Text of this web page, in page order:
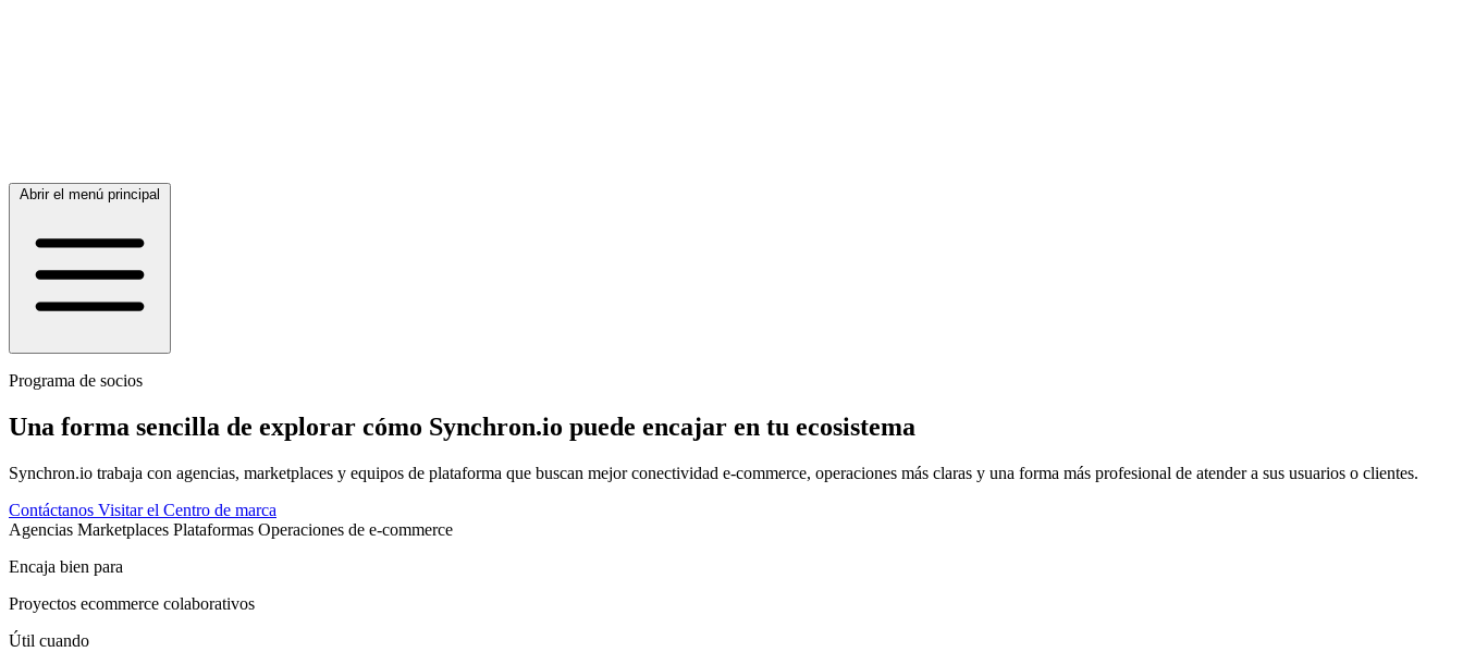
Abrir el menú principal
Programa de socios
Una forma sencilla de explorar cómo Synchron.io puede encajar en tu ecosistema
Synchron.io trabaja con agencias, marketplaces y equipos de plataforma que buscan mejor conectividad e-commerce, operaciones más claras y una forma más profesional de atender a sus usuarios o clientes.
Contáctanos Visitar el Centro de marca
Agencias Marketplaces Plataformas Operaciones de e-commerce
Encaja bien para
Proyectos ecommerce colaborativos
Útil cuando